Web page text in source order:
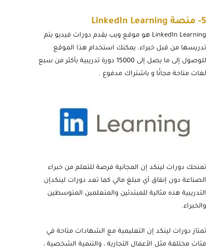
5- منصة LinkedIn Learning
LinkedIn Learning هو موقع ويب يقدم دورات فيديو يتم
تدريسها من قبل خبراء. يمكنك استخدام هذا الموقع
للوصول إلى ما يصل إلى 15000 دورة تدريبية بأكثر من سبع
لغات متاحة مجانًا و باشتراك مدفوع .
تمنحك دورات لينكد إن المجانية فرصة للتعلم من خبراء
الصناعة دون إنفاق أي مبلغ مالي كما تعد دورات لينكدإن
التدريبية هذه مثالية للمبتدئين والمتعلمين المتوسطين
والخبراء.
تمتاز دورات لينكد إن التعليمية مع الشهادات متاحة في
فئات مختلفة مثل الأعمال التجارية ، والتنمية الشخصية ،